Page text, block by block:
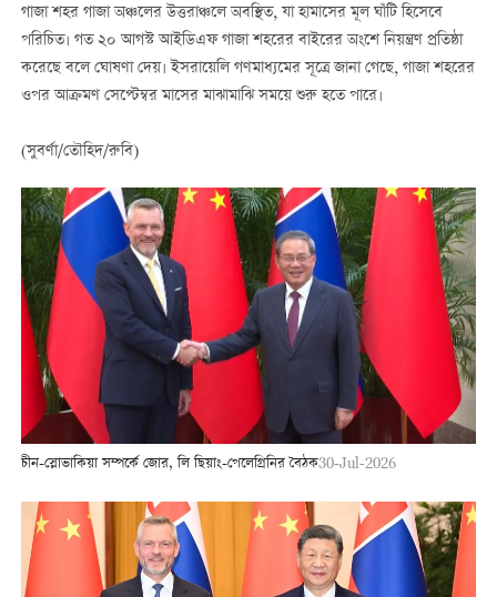
গাজা শহর গাজা অঞ্চলের উত্তরাঞ্চলে অবস্থিত, যা হামাসের মূল ঘাঁটি হিসেবে
পরিচিত। গত ২০ আগস্ট আইডিএফ গাজা শহরের বাইরের অংশে নিয়ন্ত্রণ প্রতিষ্ঠা
করেছে বলে ঘোষণা দেয়। ইসরায়েলি গণমাধ্যমের সূত্রে জানা গেছে, গাজা শহরের
ওপর আক্রমণ সেপ্টেম্বর মাসের মাঝামাঝি সময়ে শুরু হতে পারে।
(সুবর্ণা/তৌহিদ/রুবি)
চীন-স্লোভাকিয়া সম্পর্কে জোর, লি ছিয়াং-পেলেগ্রিনির বৈঠক30-Jul-2026